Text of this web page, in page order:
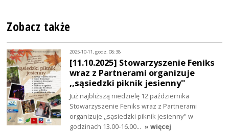
Zobacz także
2025-10-11, godz. 08:38
[11.10.2025] Stowarzyszenie Feniks
wraz z Partnerami organizuje
,,sąsiedzki piknik jesienny''
Już najbliższą niedzielę 12 października
Stowarzyszenie Feniks wraz z Partnerami
organizuje ,,sąsiedzki piknik jesienny'' w
godzinach 13.00-16.00… » więcej